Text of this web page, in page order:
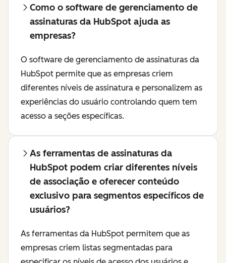
Como o software de gerenciamento de
assinaturas da HubSpot ajuda as
empresas?
O software de gerenciamento de assinaturas da
HubSpot permite que as empresas criem
diferentes níveis de assinatura e personalizem as
experiências do usuário controlando quem tem
acesso a seções específicas.
As ferramentas de assinaturas da
HubSpot podem criar diferentes níveis
de associação e oferecer conteúdo
exclusivo para segmentos específicos de
usuários?
As ferramentas da HubSpot permitem que as
empresas criem listas segmentadas para